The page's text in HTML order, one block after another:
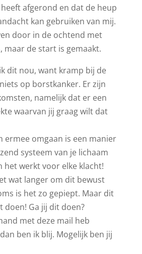
afgerond en dat de heup
kan gebruiken van mij.
door in de ochtend met
maar de start is gemaakt.
dit nou, want kramp bij de
op borstkanker. Er zijn
namelijk dat er een
waarvan jij graag wilt dat
ermee omgaan is een manier
systeem van je lichaam
het werkt voor elke klacht!
wat langer om dit bewust
is het zo gepiept. Maar dit
doen! Ga jij dit doen?
met deze mail heb
ben ik blij. Mogelijk ben jij